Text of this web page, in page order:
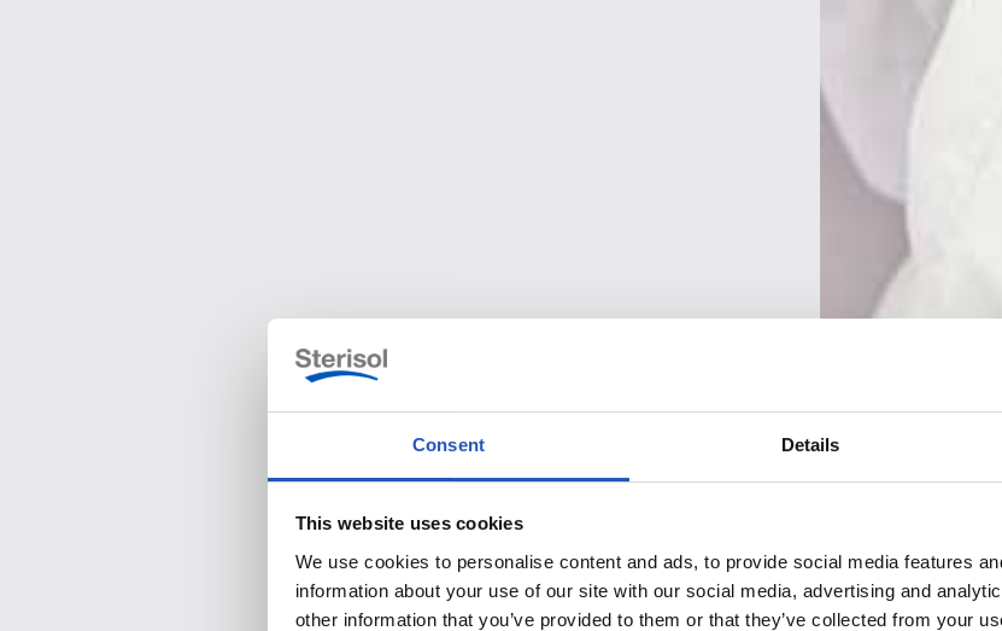
Consent Details
This website uses cookies
We use cookies to personalise content and ads, to provide social media features
information about your use of our site with our social media, advertising and
other information that you’ve provided to them or that they’ve collected from your